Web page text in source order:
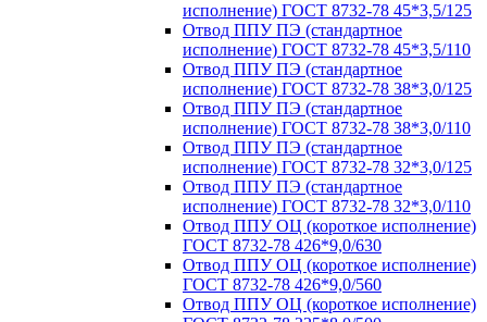
исполнение) ГОСТ 8732-78 45*3,5/125
Отвод ППУ ПЭ (стандартное
исполнение) ГОСТ 8732-78 45*3,5/110
Отвод ППУ ПЭ (стандартное
исполнение) ГОСТ 8732-78 38*3,0/125
Отвод ППУ ПЭ (стандартное
исполнение) ГОСТ 8732-78 38*3,0/110
Отвод ППУ ПЭ (стандартное
исполнение) ГОСТ 8732-78 32*3,0/125
Отвод ППУ ПЭ (стандартное
исполнение) ГОСТ 8732-78 32*3,0/110
Отвод ППУ ОЦ (короткое исполнение)
ГОСТ 8732-78 426*9,0/630
Отвод ППУ ОЦ (короткое исполнение)
ГОСТ 8732-78 426*9,0/560
Отвод ППУ ОЦ (короткое исполнение)